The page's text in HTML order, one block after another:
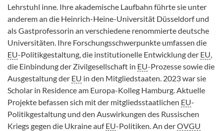
Lehrstuhl inne. Ihre akademische Laufbahn führte sie unter
anderem an die Heinrich-Heine-Universität Düsseldorf und
als Gastprofessorin an verschiedene renommierte deutsche
Universitäten. Ihre Forschungsschwerpunkte umfassen die
EU-Politikgestaltung, die institutionelle Entwicklung der EU
die Einbindung der Zivilgesellschaft in EU-Prozesse sowie die
Ausgestaltung der EU in den Mitgliedstaaten. 2023 war sie
Scholar in Residence am Europa-Kolleg Hamburg. Aktuelle
Projekte befassen sich mit der mitgliedsstaatlichen EU-
Politikgestaltung und den Auswirkungen des Russischen
Kriegs gegen die Ukraine aufEU-Politiken. An derOVGU